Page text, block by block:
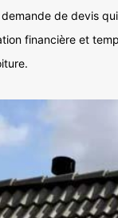
de devis
financière et